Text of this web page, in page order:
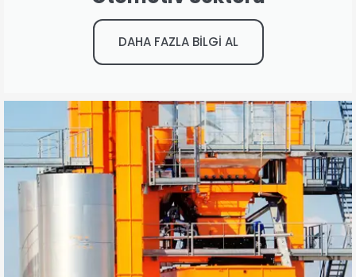
DAHA FAZLA BİLGİ AL